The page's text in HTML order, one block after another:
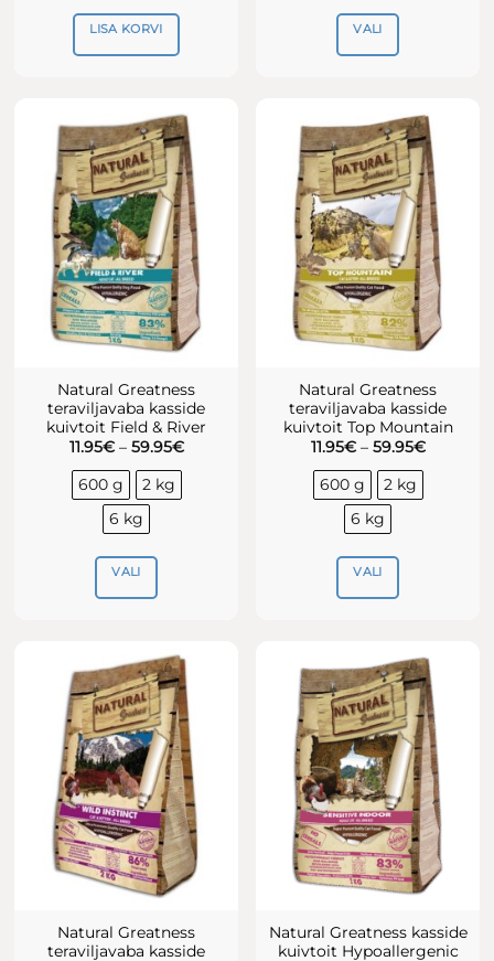
LISA KORVI VALI
mitu
varianti.
Valikuid
saab
teha
tootelehel.
Natural Greatness
teraviljavaba kasside
kuivtoit Field & River
11.95€ – 59.95€Hinnavahemik:
600 g
2 kg
6 kg
VALI
on
mitu
varianti.
Valikuid
saab
teha
tootelehel.
Natural Greatness
teraviljavaba kasside
kuivtoit Top Mountain
11.95€ – 59.95€
600 g
2 kg
6 kg
VALI
mitu
varianti.
Valikuid
saab
teha
tootelehel.
Natural Greatness
teraviljavaba kasside
Natural Greatness kasside
kuivtoit Hypoallergenic